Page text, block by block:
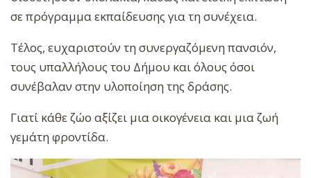
σε πρόγραμμα εκπαίδευσης για τη συνέχεια.
Τέλος, ευχαριστούν τη συνεργαζόμενη πανσιόν,
τους υπαλλήλους του Δήμου και όλους όσοι
συνέβαλαν στην υλοποίηση της δράσης.
Γιατί κάθε ζώο αξίζει μια οικογένεια και μια ζωή
γεμάτη φροντίδα.